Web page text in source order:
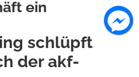
ein
schlüpft
der akf-